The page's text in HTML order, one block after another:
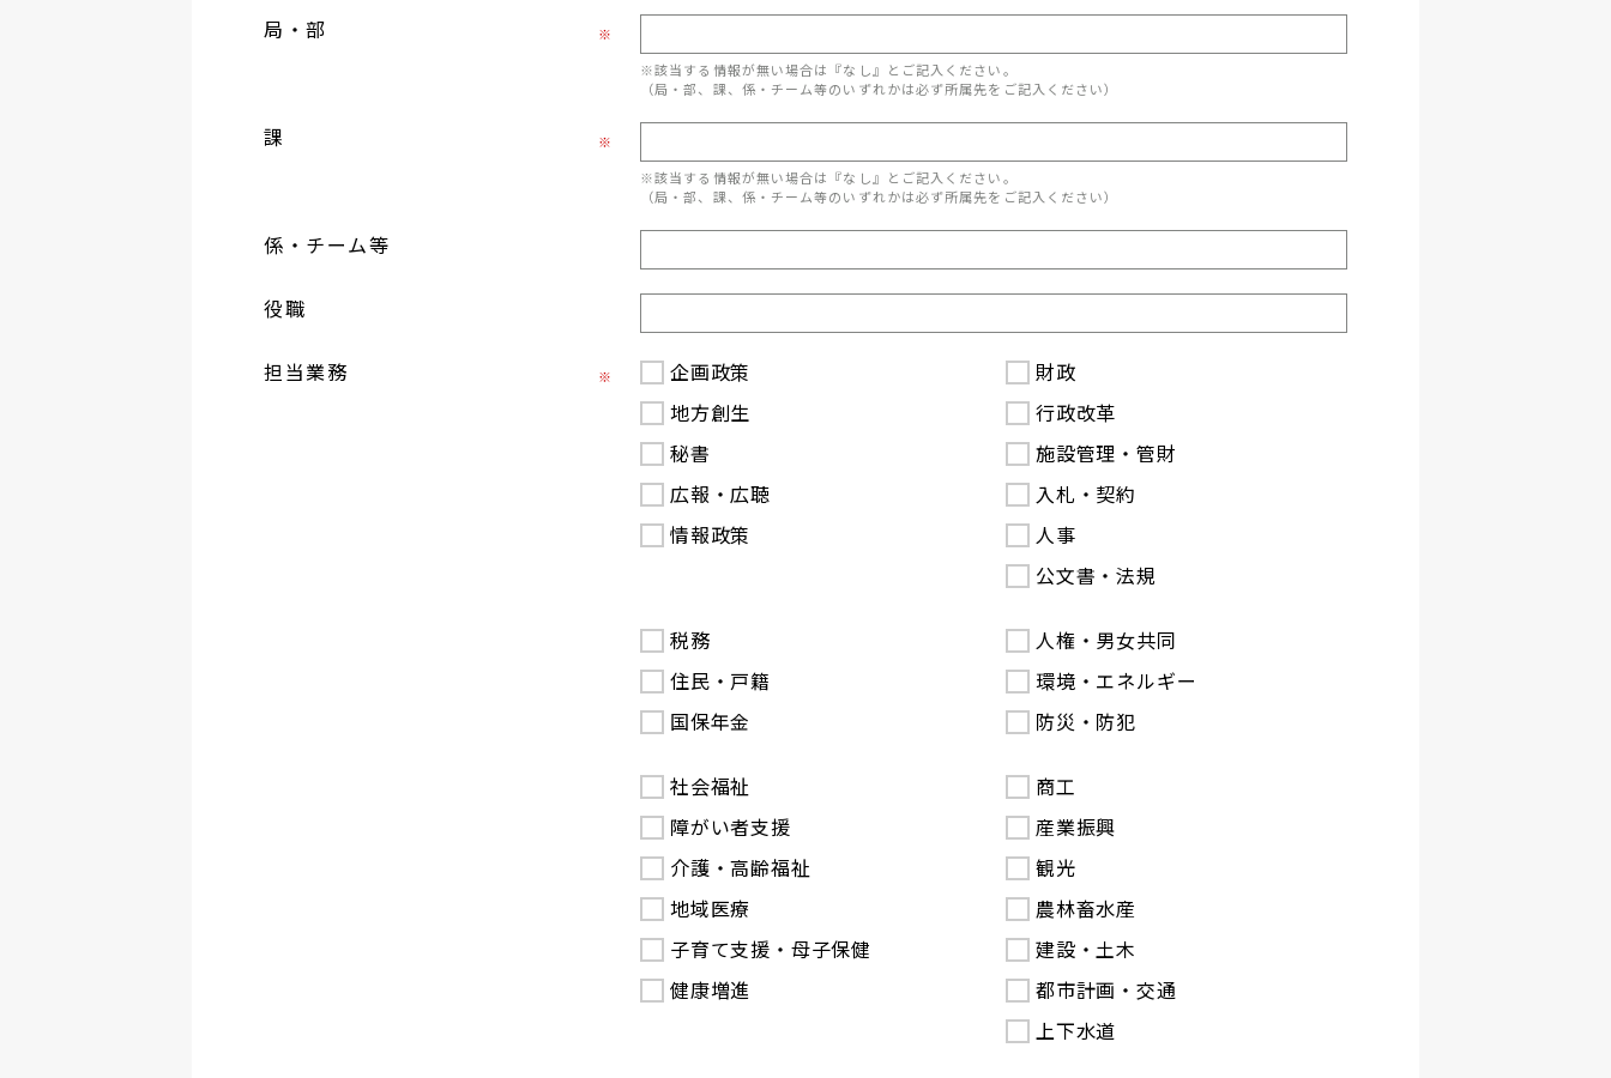
局・部
※
※該当する情報が無い場合は『なし』とご記入ください。
（局・部、課、係・チーム等のいずれかは必ず所属先をご記入ください）
課
※
※該当する情報が無い場合は『なし』とご記入ください。
（局・部、課、係・チーム等のいずれかは必ず所属先をご記入ください）
係・チーム等
役職
担当業務 ※
企画政策
地方創生
秘書
広報・広聴
情報政策
財政
行政改革
施設管理・管財
入札・契約
人事
公文書・法規
税務
住民・戸籍
国保年金
人権・男女共同
環境・エネルギー
防災・防犯
社会福祉
障がい者支援
介護・高齢福祉
地域医療
子育て支援・母子保健
健康増進
商工
産業振興
観光
農林畜水産
建設・土木
都市計画・交通
上下水道